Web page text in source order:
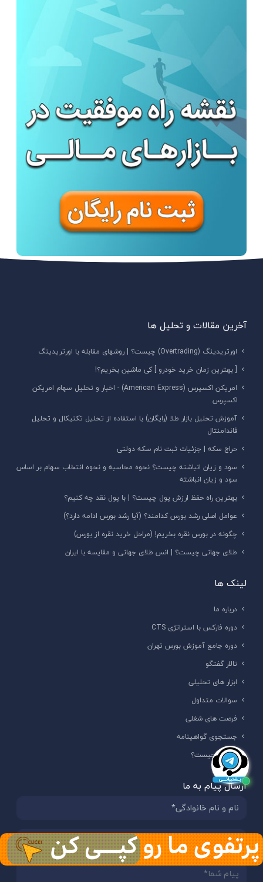
آخرین مقالات و تحلیل ها
اورتریدینگ (Overtrading) چیست؟ | روشهای مقابله با اورتریدینگ
[ بهترین زمان خرید خودرو ] کی ماشین بخریم؟!
امریکن اکسپرس (American Express) - اخبار و تحلیل سهام امریکن
اکسپرس
آموزش تحلیل بازار طلا (رایگان) با استفاده از تحلیل تکنیکال و تحلیل
فاندامنتال
حراج سکه | جزئیات ثبت نام سکه دولتی
سود و زیان انباشته چیست؟ نحوه محاسبه و نحوه انتخاب سهام بر اساس
سود و زیان انباشته
بهترین راه حفظ ارزش پول چیست؟ | با پول نقد چه کنیم؟
عوامل اصلی رشد بورس کدامند؟ (آیا رشد بورس ادامه دارد؟)
چگونه در بورس نقره بخریم! (مراحل خرید نقره از بورس)
طلای جهانی چیست؟ | انس طلای جهانی و مقایسه با ایران
لینک ها
درباره ما
دوره فارکس با استراتژی CTS
دوره جامع آموزش بورس تهران
تالار گفتگو
ابزار های تحلیلی
سوالات متداول
فرصت های شغلی
جستجوی گواهینامه
فارکس چیست؟
ارسال پیام به ما